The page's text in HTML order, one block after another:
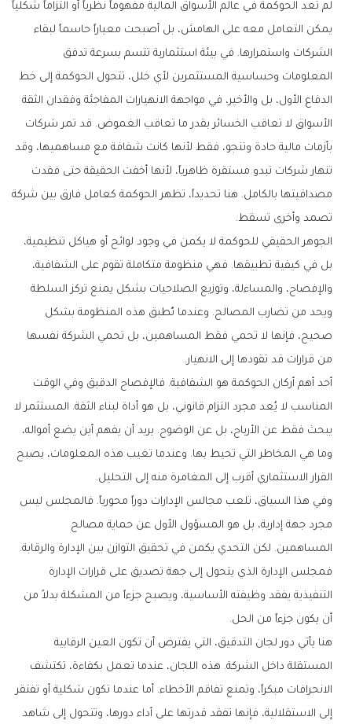
لم تعد الحوكمة في عالم الأسواق المالية مفهوماً نظرياً أو التزاماً شكلياً
يمكن التعامل معه على الهامش، بل أصبحت معياراً حاسماً لبقاء
الشركات واستمرارها. في بيئة استثمارية تتسم بسرعة تدفق
المعلومات وحساسية المستثمرين لأي خلل، تتحول الحوكمة إلى خط
الدفاع الأول، بل والأخير، في مواجهة الانهيارات المفاجئة وفقدان الثقة
الأسواق لا تعاقب الخسائر بقدر ما تعاقب الغموض. قد تمر شركات
بأزمات مالية حادة وتنجو، فقط لأنها كانت شفافة مع مساهميها، وقد
تنهار شركات تبدو مستقرة ظاهرياً، لأنها أخفت الحقيقة حتى فقدت
مصداقيتها بالكامل. هنا تحديداً، تظهر الحوكمة كعامل فارق بين شركة
تصمد وأخرى تسقط.
الجوهر الحقيقي للحوكمة لا يكمن في وجود لوائح أو هياكل تنظيمية،
بل في كيفية تطبيقها. فهي منظومة متكاملة تقوم على الشفافية،
والإفصاح، والمساءلة، وتوزيع الصلاحيات بشكل يمنع تركز السلطة
ويحد من تضارب المصالح. وعندما تُطبق هذه المنظومة بشكل
صحيح، فإنها لا تحمي فقط المساهمين، بل تحمي الشركة نفسها
من قرارات قد تقودها إلى الانهيار.
أحد أهم أركان الحوكمة هو الشفافية. فالإفصاح الدقيق وفي الوقت
المناسب لا يُعد مجرد التزام قانوني، بل هو أداة لبناء الثقة. المستثمر لا
يبحث فقط عن الأرباح، بل عن الوضوح. يريد أن يفهم أين يضع أمواله،
وما هي المخاطر التي تحيط بها. وعندما تغيب هذه المعلومات، يصبح
القرار الاستثماري أقرب إلى المغامرة منه إلى التحليل.
وفي هذا السياق، تلعب مجالس الإدارات دوراً محورياً. فالمجلس ليس
مجرد جهة إدارية، بل هو المسؤول الأول عن حماية مصالح
المساهمين. لكن التحدي يكمن في تحقيق التوازن بين الإدارة والرقابة.
فمجلس الإدارة الذي يتحول إلى جهة تصديق على قرارات الإدارة
التنفيذية يفقد وظيفته الأساسية، ويصبح جزءاً من المشكلة بدلاً من
أن يكون جزءاً من الحل.
هنا يأتي دور لجان التدقيق، التي يفترض أن تكون العين الرقابية
المستقلة داخل الشركة. هذه اللجان، عندما تعمل بكفاءة، تكتشف
الانحرافات مبكراً، وتمنع تفاقم الأخطاء. أما عندما تكون شكلية أو تفتقر
إلى الاستقلالية، فإنها تفقد قدرتها على أداء دورها، وتتحول إلى شاهد